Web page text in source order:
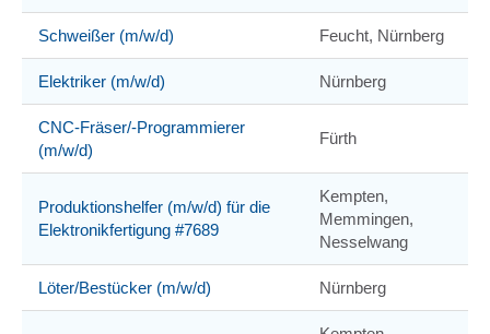
Schweißer (m/w/d) Feucht, Nürnberg
Elektriker (m/w/d) Nürnberg
CNC-Fräser/-Programmierer
(m/w/d)
Fürth
Produktionshelfer (m/w/d) für die
Elektronikfertigung #7689
Kempten,
Memmingen,
Nesselwang
Löter/Bestücker (m/w/d) Nürnberg